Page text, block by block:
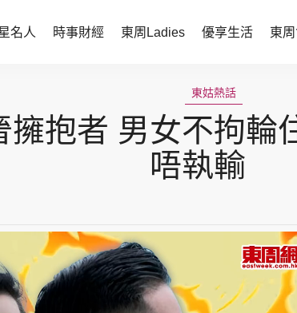
名人 時事財經 東周Ladies 優享生活 東
時事直擊
東周Ladies
談情說性
時尚生活
健康醫美
會員活動
東周JETSO
玄學靈異
東勝運程
東姑熱話
擁抱者 男女不拘輪
唔執輸